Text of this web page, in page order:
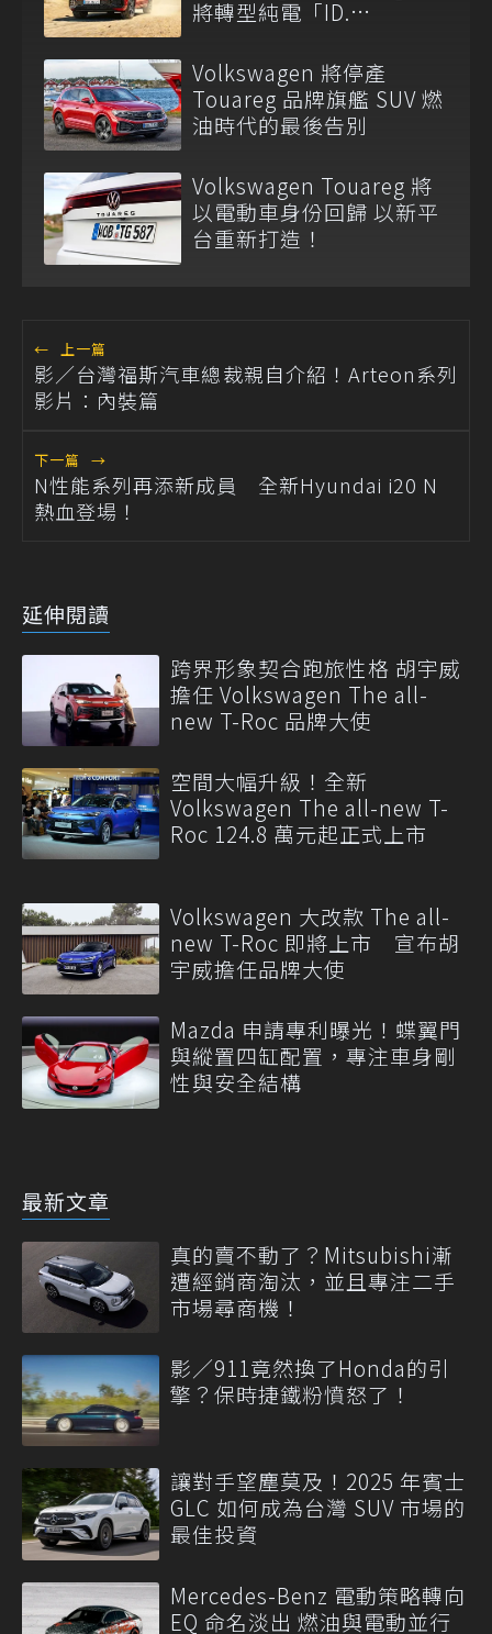
將轉型純電「ID.
棒！
Volkswagen 將停產
Touareg 品牌旗艦 SUV 燃
油時代的最後告別
Volkswagen Touareg 將
以電動車身份回歸 以新平
台重新打造！
← 上一篇
影／台灣福斯汽車總裁親自介紹！Arteon系列
影片：內裝篇
下一篇 →
N性能系列再添新成員 全新Hyundai i20 N
熱血登場！
延伸閱讀
跨界形象契合跑旅性格 胡宇威
擔任 Volkswagen The all-
new T-Roc 品牌大使
空間大幅升級！全新
Volkswagen The all-new T-
Roc 124.8 萬元起正式上市
Volkswagen 大改款 The all-
new T-Roc 即將上市 宣布胡
宇威擔任品牌大使
Mazda 申請專利曝光！蝶翼門
與縱置四缸配置，專注車身剛
性與安全結構
最新文章
真的賣不動了？Mitsubishi漸
遭經銷商淘汰，並且專注二手
市場尋商機！
影／911竟然換了Honda的引
擎？保時捷鐵粉憤怒了！
讓對手望塵莫及！2025 年賓士
GLC 如何成為台灣 SUV 市場的
最佳投資
Mercedes-Benz 電動策略轉向
EQ 命名淡出 燃油與電動並行